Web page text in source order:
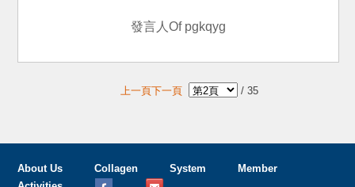
Of pgkqyg
上一頁下一頁 / 35
About Us Collagen System
Member